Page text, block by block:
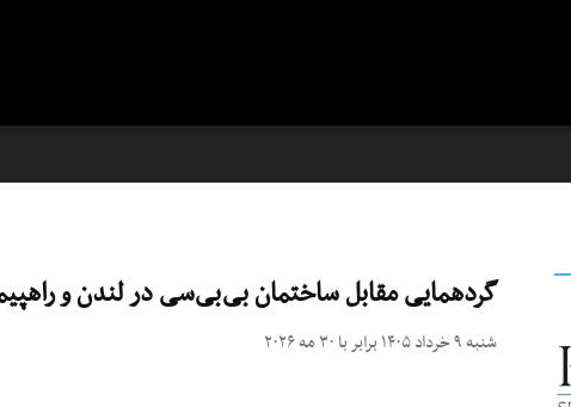
گردهمایی مقابل ساختمان بی‌بی‌سی در لندن و
شنبه ۹ خرداد ۱۴۰۵ برابر با ۳۰ مه ۲۰۲۶